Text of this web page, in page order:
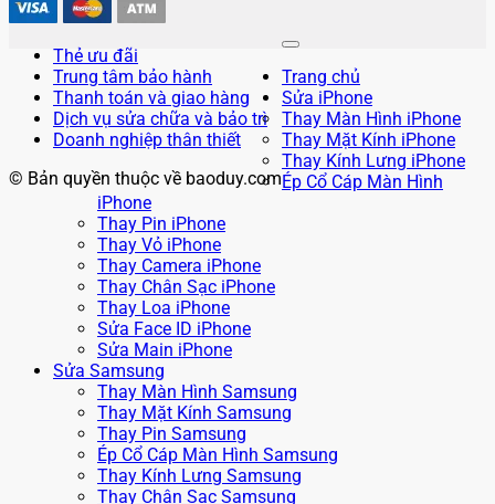
Thẻ ưu đãi
Trung tâm bảo hành
Thanh toán và giao hàng
Dịch vụ sửa chữa và bảo trì
Doanh nghiệp thân thiết
© Bản quyền thuộc về baoduy.com
Trang chủ
Sửa iPhone
Thay Màn Hình iPhone
Thay Mặt Kính iPhone
Thay Kính Lưng iPhone
Ép Cổ Cáp Màn Hình
iPhone
Thay Pin iPhone
Thay Vỏ iPhone
Thay Camera iPhone
Thay Chân Sạc iPhone
Thay Loa iPhone
Sửa Face ID iPhone
Sửa Main iPhone
Sửa Samsung
Thay Màn Hình Samsung
Thay Mặt Kính Samsung
Thay Pin Samsung
Ép Cổ Cáp Màn Hình Samsung
Thay Kính Lưng Samsung
Thay Chân Sạc Samsung